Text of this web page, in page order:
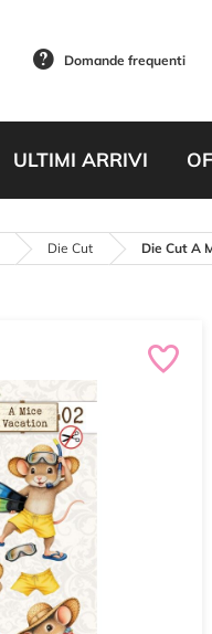
Domande frequenti
ULTIMI ARRIVI
Die Cut Die Cut A